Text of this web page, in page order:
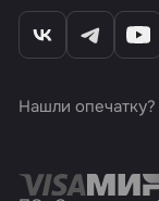
Нашли